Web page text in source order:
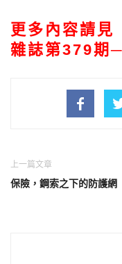
更多內容請
雜誌第379期
上一篇文章
保險，鋼索之下的防護網